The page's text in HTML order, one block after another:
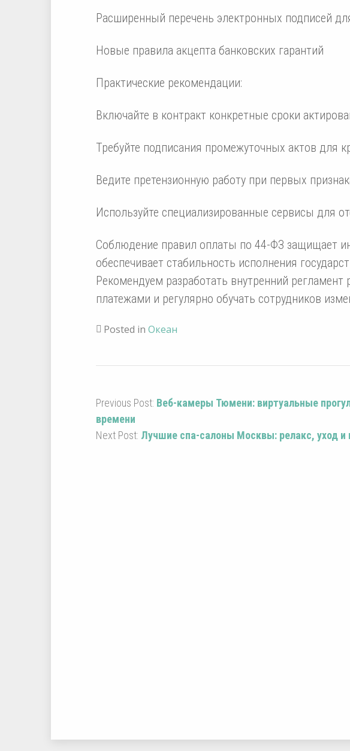
Расширенный перечень электронных подписей
Новые правила акцепта банковских гарантий
Практические рекомендации:
Включайте в контракт конкретные сроки
Требуйте подписания промежуточных актов для
Ведите претензионную работу при первых
Используйте специализированные сервисы для
Соблюдение правил оплаты по 44-ФЗ защищает
обеспечивает стабильность исполнения
Рекомендуем разработать внутренний
платежами и регулярно обучать сотрудников
Posted in Океан
Previous Post: Веб-камеры Тюмени: виртуальные
времени
Next Post: Лучшие спа-салоны Москвы: релакс, уход и